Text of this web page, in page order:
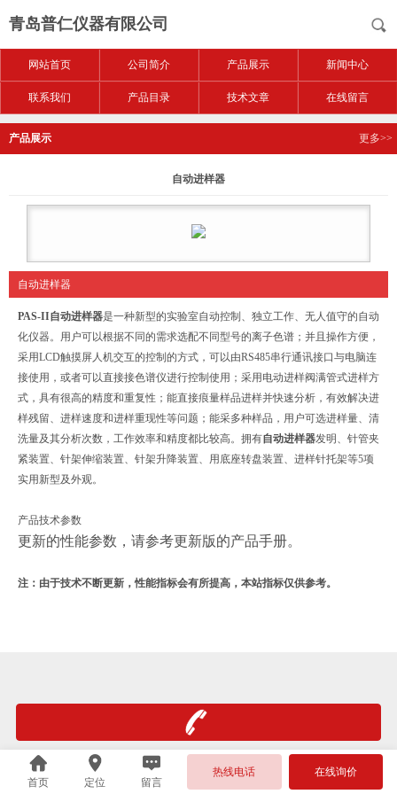
青岛普仁仪器有限公司
网站首页 公司简介 产品展示 新闻中心
联系我们 产品目录 技术文章 在线留言
产品展示 更多>>
自动进样器
自动进样器
PAS-II自动进样器是一种新型的实验室自动控制、独立工作、无人值守的自动
化仪器。用户可以根据不同的需求选配不同型号的离子色谱；并且操作方便，
采用LCD触摸屏人机交互的控制的方式，可以由RS485串行通讯接口与电脑连
接使用，或者可以直接接色谱仪进行控制使用；采用电动进样阀满管式进样方
式，具有很高的精度和重复性；能直接痕量样品进样并快速分析，有效解决进
样残留、进样速度和进样重现性等问题；能采多种样品，用户可选进样量、清
洗量及其分析次数，工作效率和精度都比较高。 拥有自动进样器发明、 针管夹
紧装置
针架伸缩装置、针架升降装置、 用底座转盘装置、进样针托架等5项
实用新型及外观。
产品技术参数
更新的性能参数，请参考更新版的产品手册。
注：由于技术不断更新，性能指标会有所提高，本站指标仅供参考。
首页 定位 留言
热线电话 在线询价